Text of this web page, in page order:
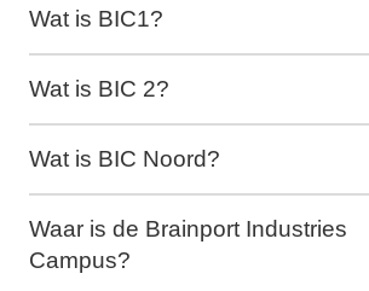
Wat is BIC1?
Wat is BIC 2?
Wat is BIC Noord?
Waar is de Brainport Industries
Campus?